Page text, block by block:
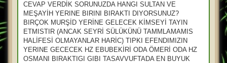
a
m
ş
m
s
a
CEVAP VERDİK SORUNUZDA HANGI SULTAN VE
MEŞAYİH YERINE BIRINI BIRAKTI DIYORSUNUZ?
BIRÇOK MURŞİD YERİNE GELECEK KİMSEYİ TAYIN
ETMISTIR (ANCAK SEYRİ SÜLÜKÜNÜ TAMMLAMAMIS
HALİFESİ OLMAYANLAR HARİC) TIPKI EFENDIMIZIN
YERINE GECECEK HZ EBUBEKİRİ ODA ÖMERİ ODA HZ
OSMANI BIRAKTIGI GIBI TASAVVUFTADA EN BUYUK